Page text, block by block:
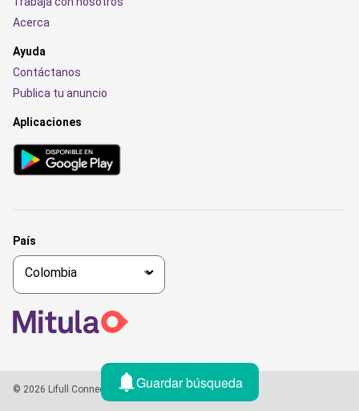
Guardar búsqueda
Acerca
Ayuda
Contáctanos
Publica tu anuncio
Aplicaciones
País
© 2026 Lifull Connect, All rights reserved